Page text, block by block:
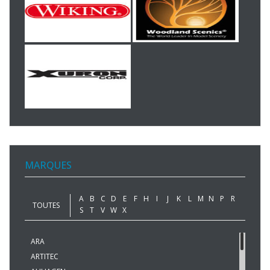
MARQUES
TOUTES
A B C D E F H I J K L M N P
R
S
T V W X
ARA
ARTITEC